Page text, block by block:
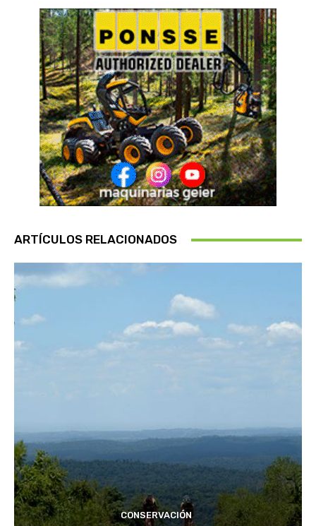
ARTÍCULOS RELACIONADOS
CONSERVACIÓN